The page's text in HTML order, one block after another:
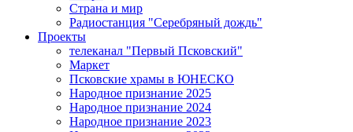
Страна и мир
Радиостанция "Серебряный дождь"
Проекты
телеканал "Первый Псковский"
Маркет
Псковские храмы в ЮНЕСКО
Народное признание 2025
Народное признание 2024
Народное признание 2023